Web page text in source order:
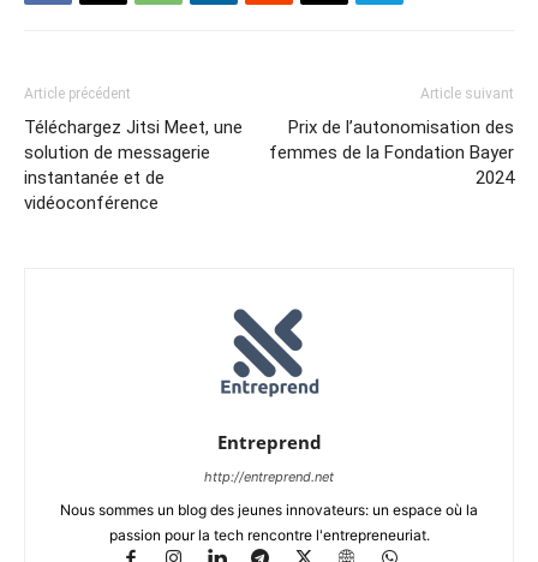
Article précédent
Téléchargez Jitsi Meet, une
solution de messagerie
instantanée et de
vidéoconférence
Article suivant
Prix ​​de l’autonomisation des
femmes de la Fondation Bayer
2024
Entreprend
http://entreprend.net
Nous sommes un blog des jeunes innovateurs: un espace où la
passion pour la tech rencontre l'entrepreneuriat.